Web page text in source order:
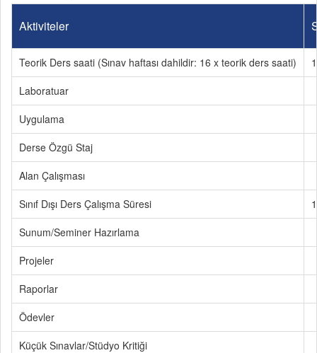
Aktiviteler
Teorik Ders saati (Sınav haftası dahildir: 16 x teorik ders saati)
Laboratuar
Uygulama
Derse Özgü Staj
Alan Çalışması
Sınıf Dışı Ders Çalışma Süresi
Sunum/Seminer Hazırlama
Projeler
Raporlar
Ödevler
Küçük Sınavlar/Stüdyo Kritiği